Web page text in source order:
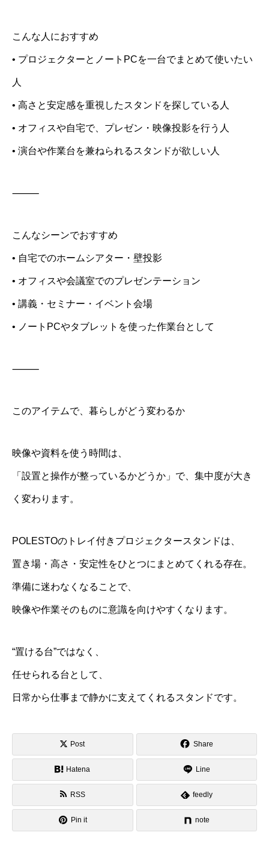
こんな人におすすめ
• プロジェクターとノートPCを一台でまとめて使いたい
人
• 高さと安定感を重視したスタンドを探している人
• オフィスや自宅で、プレゼン・映像投影を行う人
• 演台や作業台を兼ねられるスタンドが欲しい人
⸻
こんなシーンでおすすめ
• 自宅でのホームシアター・壁投影
• オフィスや会議室でのプレゼンテーション
• 講義・セミナー・イベント会場
• ノートPCやタブレットを使った作業台として
⸻
このアイテムで、暮らしがどう変わるか
映像や資料を使う時間は、
「設置と操作が整っているかどうか」で、集中度が大き
く変わります。
POLESTOのトレイ付きプロジェクタースタンドは、
置き場・高さ・安定性をひとつにまとめてくれる存在。
準備に迷わなくなることで、
映像や作業そのものに意識を向けやすくなります。
“置ける台”ではなく、
任せられる台として、
日常から仕事まで静かに支えてくれるスタンドです。
Post Share
Hatena Line
RSS feedly
Pin it note